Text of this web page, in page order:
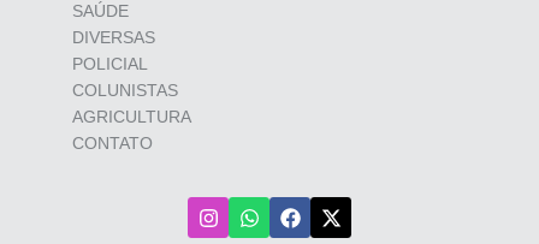
SAÚDE
DIVERSAS
POLICIAL
COLUNISTAS
AGRICULTURA
CONTATO